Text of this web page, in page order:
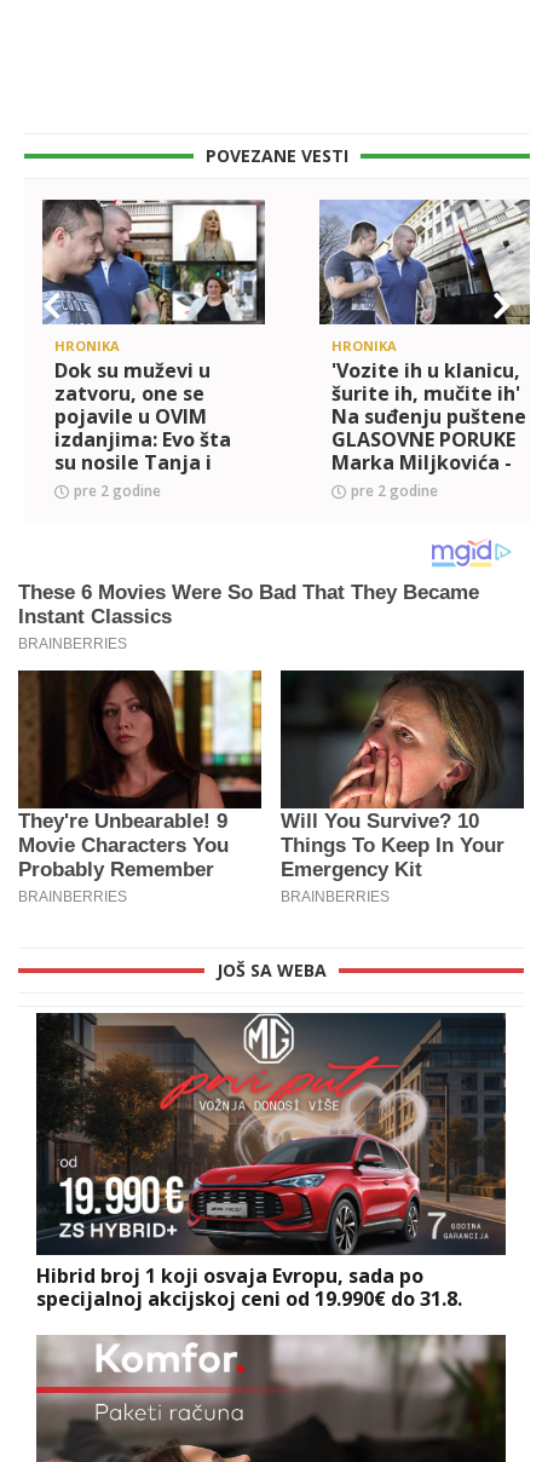
POVEZANE VESTI
HRONIKA
Dok su muževi u
zatvoru, one se
pojavile u OVIM
izdanjima: Evo šta
su nosile Tanja i
Bojana na suđenju
Miljkoviću i
pre 2 godine
HRONIKA
'Vozite ih u klanicu,
šurite ih, mučite ih'
Na suđenju puštene
GLASOVNE PORUKE
Marka Miljkovića -
napeta atomosfera
pre 2 godine
JOŠ SA WEBA
Hibrid broj 1 koji osvaja Evropu, sada po
specijalnoj akcijskoj ceni od 19.990€ do 31.8.